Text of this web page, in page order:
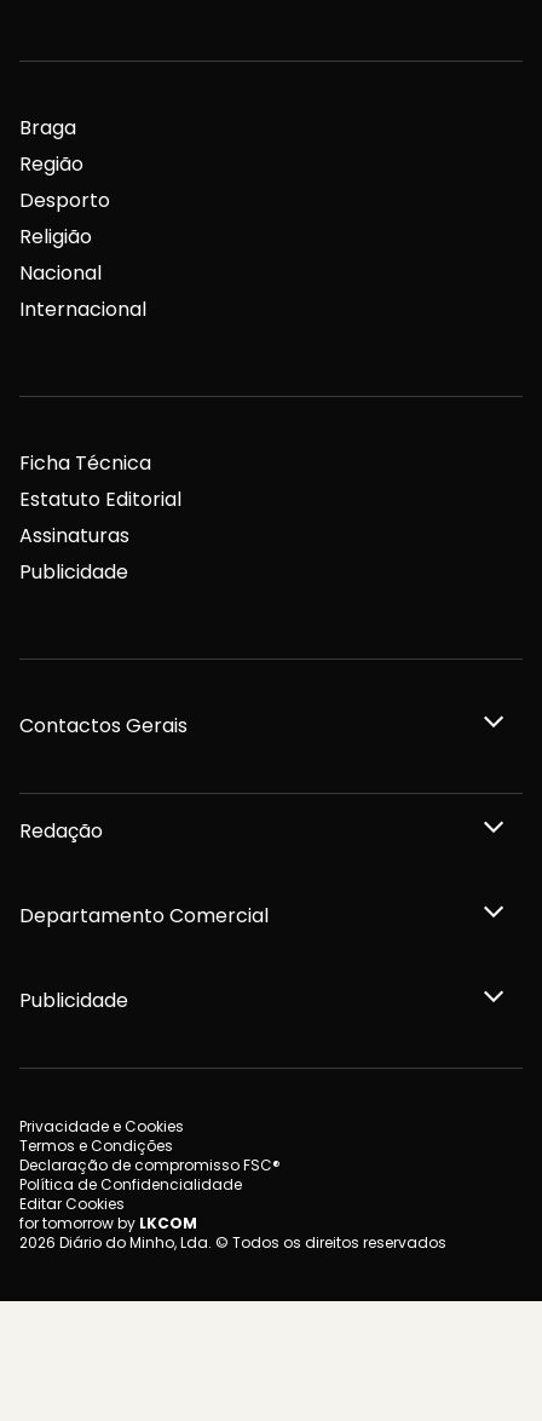
Braga
Região
Desporto
Religião
Nacional
Internacional
Ficha Técnica
Estatuto Editorial
Assinaturas
Publicidade
Contactos Gerais
Redação
Departamento Comercial
Publicidade
Privacidade e Cookies
Termos e Condições
Declaração de compromisso FSC®
Política de Confidencialidade
Editar Cookies
for tomorrow by LKCOM
2026 Diário do Minho, Lda. © Todos os direitos reservados